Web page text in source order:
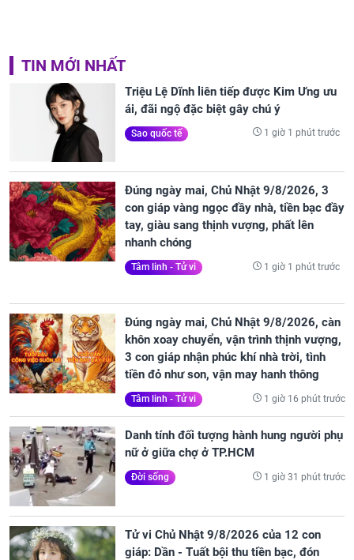
TIN MỚI NHẤT
Triệu Lệ Dĩnh liên tiếp được Kim Ưng ưu
ái, đãi ngộ đặc biệt gây chú ý
Sao quốc tế 1 giờ 1 phút trước
Đúng ngày mai, Chủ Nhật 9/8/2026, 3
con giáp vàng ngọc đầy nhà, tiền bạc đầy
tay, giàu sang thịnh vượng, phất lên
nhanh chóng
Tâm linh - Tử vi 1 giờ 1 phút trước
Đúng ngày mai, Chủ Nhật 9/8/2026, càn
khôn xoay chuyển, vận trình thịnh vượng,
3 con giáp nhận phúc khí nhà trời, tình
tiền đỏ như son, vận may hanh thông
Tâm linh - Tử vi 1 giờ 16 phút trước
Danh tính đối tượng hành hung người phụ
nữ ở giữa chợ ở TP.HCM
Đời sống 1 giờ 31 phút trước
Tử vi Chủ Nhật 9/8/2026 của 12 con
giáp: Dần - Tuất bội thu tiền bạc, đón